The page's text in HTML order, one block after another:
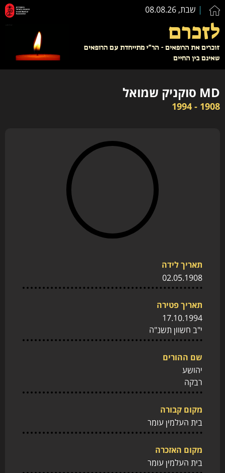
שבת, 08.08.26
לזכרם
זוכרים את הרופאים - הר"י מתייחדת עם הרופאים
שאינם בין החיים
MD סוקניק שמואל
1908 - 1994
תאריך לידה
02.05.1908
תאריך פטירה
17.10.1994
י"ב חשוון תשנ"ה
שם ההורים
יהושע
רבקה
מקום קבורה
בית העלמין עומר
מקום האזכרה
בית העלמין עומר